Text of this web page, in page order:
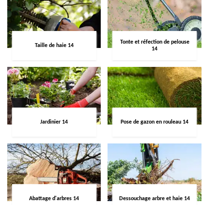
Taille de haie 14
Tonte et réfection de pelouse
14
Jardinier 14 Pose de gazon en rouleau 14
Abattage d'arbres 14 Dessouchage arbre et haie 14